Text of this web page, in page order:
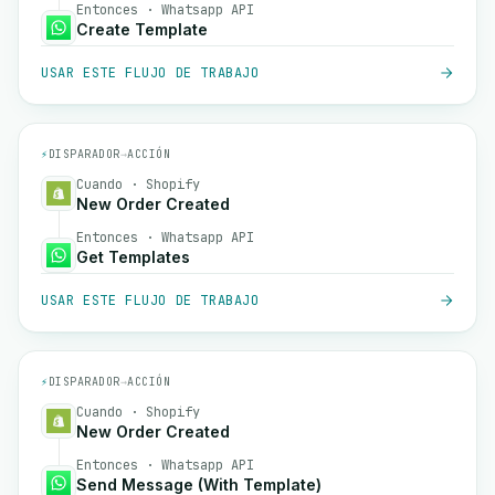
Entonces · Whatsapp API
Create Template
USAR ESTE FLUJO DE TRABAJO
⚡ DISPARADOR→ACCIÓN
Cuando · Shopify
New Order Created
Entonces · Whatsapp API
Get Templates
USAR ESTE FLUJO DE TRABAJO
⚡ DISPARADOR→ACCIÓN
Cuando · Shopify
New Order Created
Entonces · Whatsapp API
Send Message (With Template)